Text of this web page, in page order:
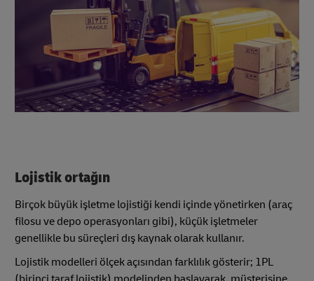
Lojistik ortağın
Birçok büyük işletme lojistiği kendi içinde yönetirken (araç
filosu ve depo operasyonları gibi), küçük işletmeler
genellikle bu süreçleri dış kaynak olarak kullanır.
Lojistik modelleri ölçek açısından farklılık gösterir; 1PL